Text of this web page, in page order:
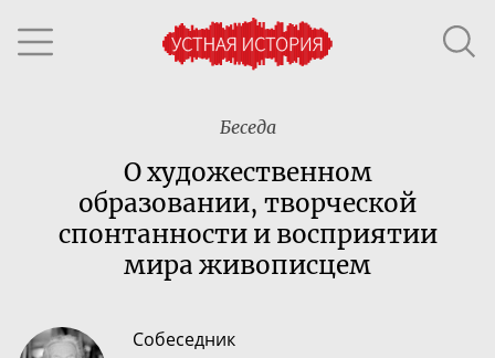
Беседа
О художественном
образовании, творческой
спонтанности и восприятии
мира живописцем
Собеседник